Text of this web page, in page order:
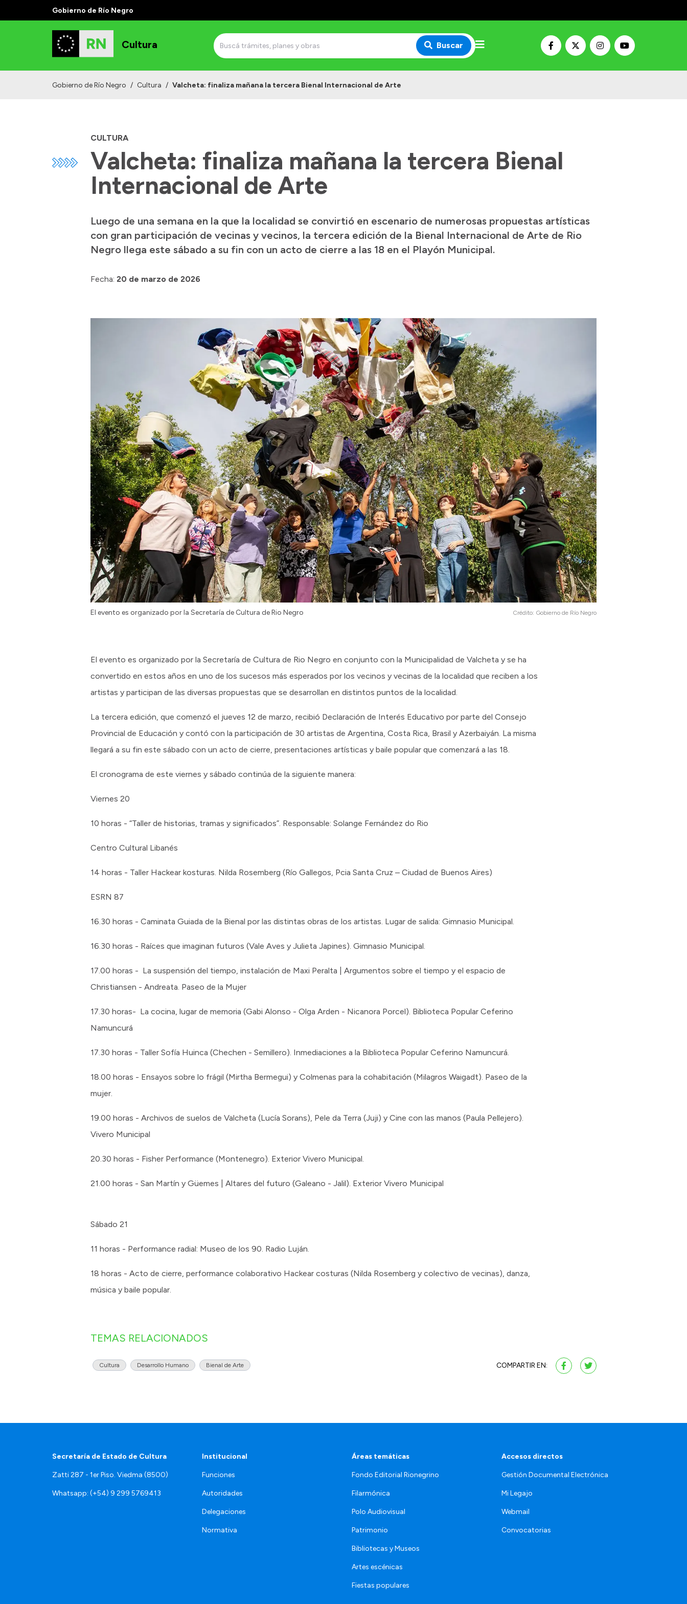
Gobierno de Río Negro
Cultura Buscar
Gobierno de Río Negro / Cultura / Valcheta: finaliza mañana la tercera Bienal Internacional de Arte
CULTURA
Valcheta: finaliza mañana la tercera Bienal
Internacional de Arte
Luego de una semana en la que la localidad se convirtió en escenario de numerosas propuestas artísticas
con gran participación de vecinas y vecinos, la tercera edición de la Bienal Internacional de Arte de Rio
Negro llega este sábado a su fin con un acto de cierre a las 18 en el Playón Municipal.
Fecha: 20 de marzo de 2026
El evento es organizado por la Secretaría de Cultura de Rio Negro Crédito: Gobierno de Río Negro
El evento es organizado por la Secretaría de Cultura de Rio Negro en conjunto con la Municipalidad de Valcheta y se ha
convertido en estos años en uno de los sucesos más esperados por los vecinos y vecinas de la localidad que reciben a los
artistas y participan de las diversas propuestas que se desarrollan en distintos puntos de la localidad.
La tercera edición, que comenzó el jueves 12 de marzo, recibió Declaración de Interés Educativo por parte del Consejo
Provincial de Educación y contó con la participación de 30 artistas de Argentina, Costa Rica, Brasil y Azerbaiyán. La misma
llegará a su fin este sábado con un acto de cierre, presentaciones artísticas y baile popular que comenzará a las 18.
El cronograma de este viernes y sábado continúa de la siguiente manera:
Viernes 20
10 horas - “Taller de historias, tramas y significados”. Responsable: Solange Fernández do Rio
Centro Cultural Libanés
14 horas - Taller Hackear kosturas. Nilda Rosemberg (Río Gallegos, Pcia Santa Cruz – Ciudad de Buenos Aires)
ESRN 87
16.30 horas - Caminata Guiada de la Bienal por las distintas obras de los artistas. Lugar de salida: Gimnasio Municipal.
16.30 horas - Raíces que imaginan futuros (Vale Aves y Julieta Japines). Gimnasio Municipal.
17.00 horas - La suspensión del tiempo, instalación de Maxi Peralta | Argumentos sobre el tiempo y el espacio de
Christiansen - Andreata. Paseo de la Mujer
17.30 horas- La cocina, lugar de memoria (Gabi Alonso - Olga Arden - Nicanora Porcel). Biblioteca Popular Ceferino
Namuncurá
17.30 horas - Taller Sofía Huinca (Chechen - Semillero). Inmediaciones a la Biblioteca Popular Ceferino Namuncurá.
18.00 horas - Ensayos sobre lo frágil (Mirtha Bermegui) y Colmenas para la cohabitación (Milagros Waigadt). Paseo de la
mujer.
19.00 horas - Archivos de suelos de Valcheta (Lucía Sorans), Pele da Terra (Juji) y Cine con las manos (Paula Pellejero).
Vivero Municipal
20.30 horas - Fisher Performance (Montenegro). Exterior Vivero Municipal.
21.00 horas - San Martín y Güemes | Altares del futuro (Galeano - Jalil). Exterior Vivero Municipal
Sábado 21
11 horas - Performance radial: Museo de los 90. Radio Luján.
18 horas - Acto de cierre, performance colaborativo Hackear costuras (Nilda Rosemberg y colectivo de vecinas), danza,
música y baile popular.
TEMAS RELACIONADOS
Cultura Desarrollo Humano Bienal de Arte COMPARTIR EN:
Secretaría de Estado de Cultura
Zatti 287 - 1er Piso. Viedma (8500)
Whatsapp: (+54) 9 299 5769413
Institucional
Funciones
Autoridades
Delegaciones
Normativa
Áreas temáticas
Fondo Editorial Rionegrino
Filarmónica
Polo Audiovisual
Patrimonio
Bibliotecas y Museos
Artes escénicas
Fiestas populares
Accesos directos
Gestión Documental Electrónica
Mi Legajo
Webmail
Convocatorias